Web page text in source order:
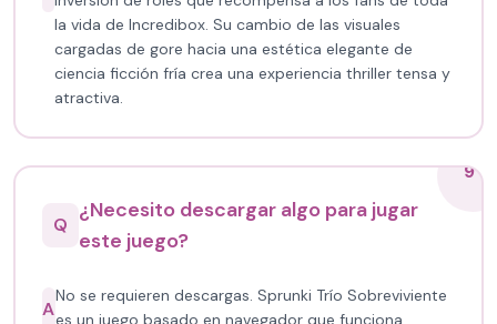
la vida de Incredibox. Su cambio de las visuales
cargadas de gore hacia una estética elegante de
ciencia ficción fría crea una experiencia thriller tensa y
atractiva.
9
Q
¿Necesito descargar algo para jugar
este juego?
A
No se requieren descargas. Sprunki Trío Sobreviviente
es un juego basado en navegador que funciona